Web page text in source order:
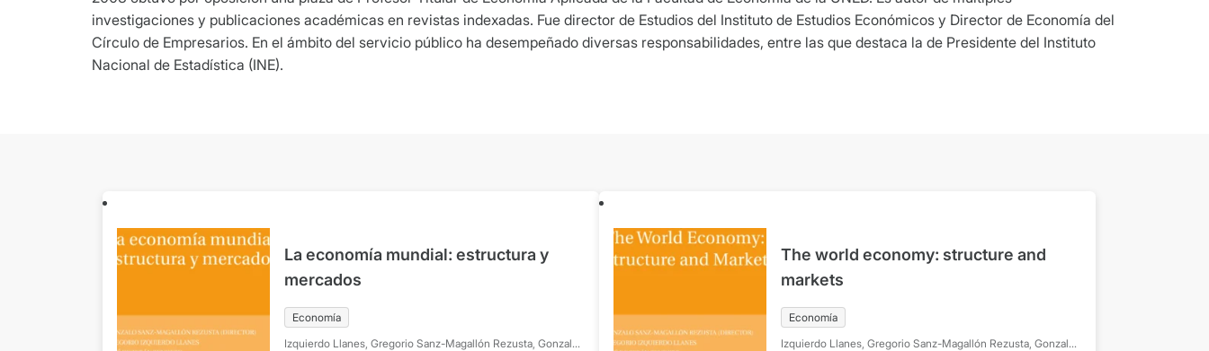
investigaciones y publicaciones académicas en revistas indexadas. Fue director de Estudios del Instituto de Estudios Económicos y Director de Economía del
Círculo de Empresarios. En el ámbito del servicio público ha desempeñado diversas responsabilidades, entre las que destaca la de Presidente del Instituto
Nacional de Estadística (INE).
La economía mundial: estructura y
mercados
Economía
Izquierdo Llanes, Gregorio Sanz-Magallón Rezusta, Gonzalo
The world economy: structure and
markets
Economía
Izquierdo Llanes, Gregorio Sanz-Magallón Rezusta, Gonzalo